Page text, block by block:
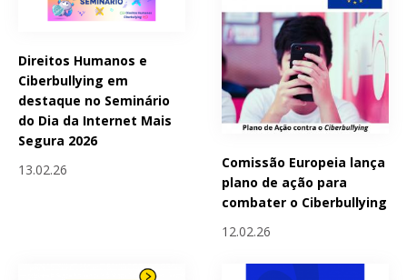
Direitos Humanos e
Ciberbullying em
destaque no Seminário
do Dia da Internet Mais
Segura 2026
13.02.26
Comissão Europeia lança
plano de ação para
combater o Ciberbullying
12.02.26